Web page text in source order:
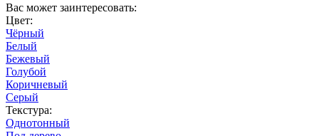
Вас может заинтересовать:
Цвет:
Чёрный
Белый
Бежевый
Голубой
Коричневый
Серый
Текстура:
Однотонный